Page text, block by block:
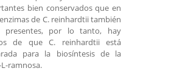
bien conservados que en
de C. reinhardtii también
presentes, por lo tanto, hay
de que C. reinhardtii está
para la biosíntesis de la
ramnosa.